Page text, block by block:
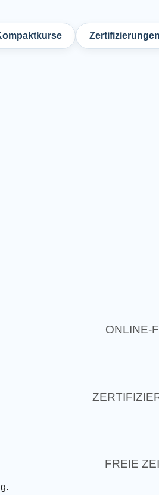
Zertifizierungen
ONLINE-
FREIE